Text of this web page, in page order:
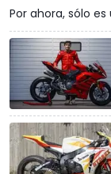
Por ahora, sólo